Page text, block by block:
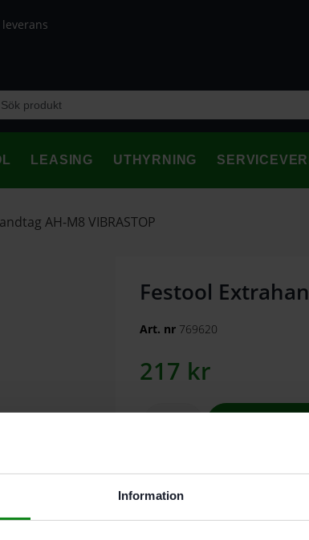
Information
LEASING UTHYRNING
AH-M8 VIBRASTOP
Festool
Art. nr 769620
217 kr
I butikslager. Skickas